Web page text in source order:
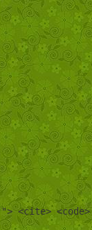
<code>